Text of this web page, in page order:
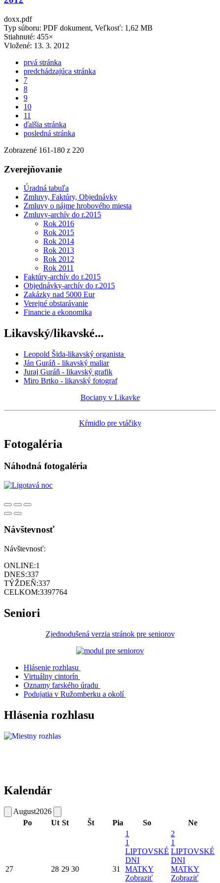
doxx.pdf
Typ súboru: PDF dokument, Veľkosť: 1,62 MB
Stiahnuté: 455×
Vložené: 13. 3. 2012
prvá stránka
predchádzajúca stránka
7
8
9
10
11
ďalšia stránka
posledná stránka
Zobrazené 161-180 z 220
Zverejňovanie
Úradná tabuľa
Zmluvy, Faktúry, Objednávky
Zmluvy o nájme hrobového miesta
Zmluvy-archív do r.2015
Rok 2016
Rok 2015
Rok 2014
Rok 2013
Rok 2012
Rok 2011
Faktúry-archív do r.2015
Objednávky-archív do r.2015
Zakázky nad 5000 Eur
Verejné obstarávanie
Financie a ekonomika
Likavský/likavské...
Leopold Šida-likavský organista
Ján Guráň - likavský maliar
Juraj Guráň - likavský grafik
Miro Brtko - likavský fotograf
Bociany v Likavke
Kŕmidlo pre vtáčiky
Fotogaléria
Náhodná fotogaléria
Návštevnosť
Návštevnosť:
ONLINE:1
DNES:337
TÝŽDEŇ:337
CELKOM:3397764
Seniori
Zjednodušená verzia stránok pre seniorov
Hlásenie rozhlasu
Virtuálny cintorín
Oznamy farského úradu
Podujatia v Ružomberku a okolí
Hlásenia rozhlasu
Kalendár
August2026
Po
Ut St Št Pia So Ne
27 28 29 30 31
1
1
LIPTOVSKÉ
DNI
MATKY
Zobraziť
2
1
LIPTOVSKÉ
DNI
MATKY
Zobraziť